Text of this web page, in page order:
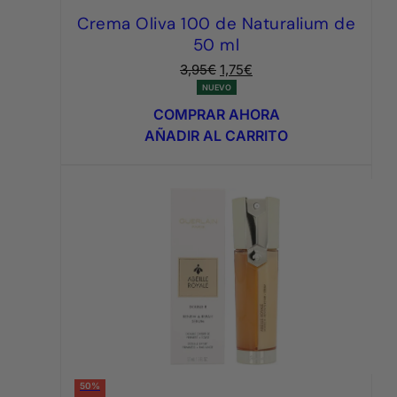
Crema Oliva 100 de Naturalium de
50 ml
3,95€ El
precio
original
era:
1,75€
actual
es:
NUEVO
COMPRAR AHORA
AÑADIR AL CARRITO
50%